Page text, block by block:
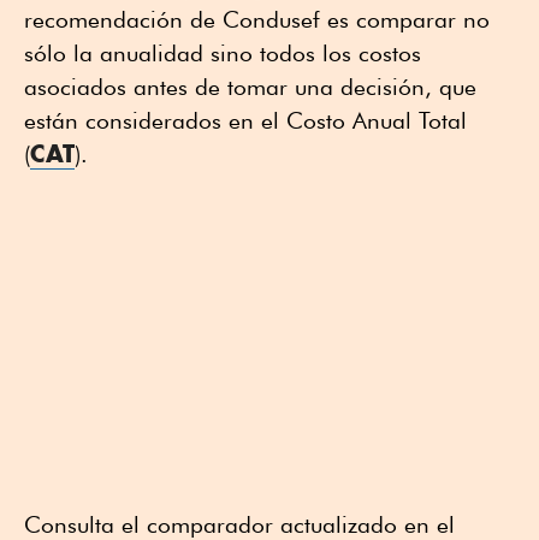
recomendación de Condusef es comparar no
sólo la anualidad sino todos los costos
asociados antes de tomar una decisión, que
están considerados en el Costo Anual Total
(CAT).
Consulta el comparador actualizado en el